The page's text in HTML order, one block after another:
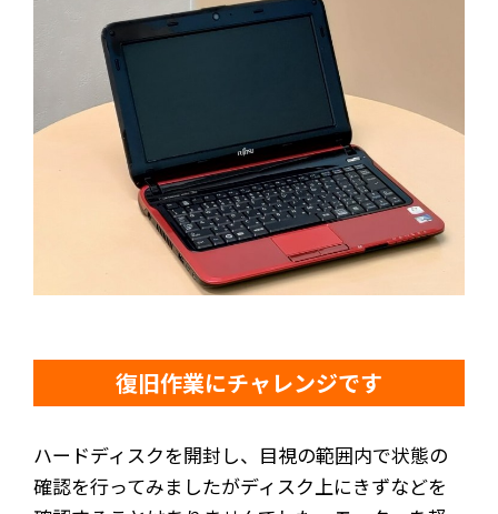
復旧作業にチャレンジです
ハードディスクを開封し、目視の範囲内で状態の
確認を行ってみましたがディスク上にきずなどを